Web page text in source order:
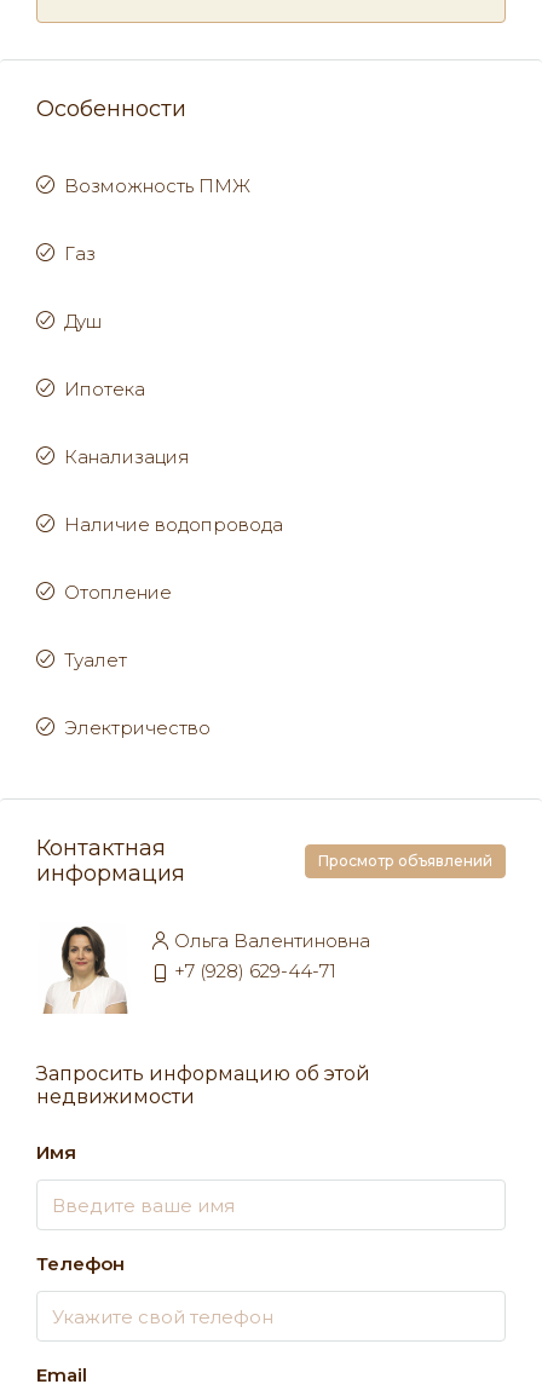
Особенности
Возможность ПМЖ
Газ
Душ
Ипотека
Канализация
Наличие водопровода
Отопление
Туалет
Электричество
Контактная
информация
Просмотр объявлений
Ольга Валентиновна
+7 (928) 629-44-71
Запросить информацию об этой
недвижимости
Имя
Телефон
Email